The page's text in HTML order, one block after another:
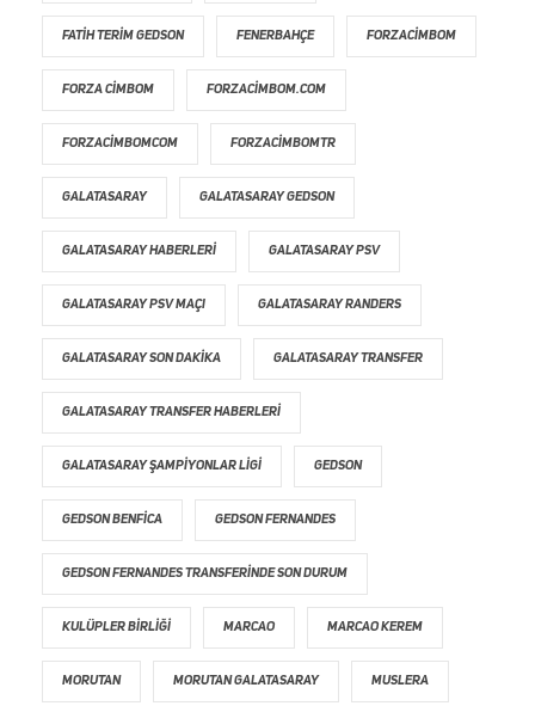
FATIH TERIM GEDSON FENERBAHÇE FORZACIMBOM
FORZA CIMBOM FORZACIMBOM.COM
FORZACIMBOMCOM FORZACIMBOMTR
GALATASARAY GALATASARAY GEDSON
GALATASARAY HABERLERI GALATASARAY PSV
GALATASARAY PSV MAÇI GALATASARAY RANDERS
GALATASARAY SON DAKIKA GALATASARAY TRANSFER
GALATASARAY TRANSFER HABERLERI
GALATASARAY ŞAMPIYONLAR LIGI GEDSON
GEDSON BENFICA GEDSON FERNANDES
GEDSON FERNANDES TRANSFERINDE SON DURUM
KULÜPLER BIRLIĞI MARCAO MARCAO KEREM
MORUTAN MORUTAN GALATASARAY MUSLERA